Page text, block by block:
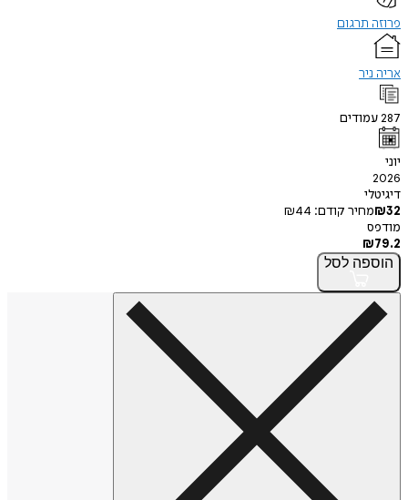
תרגום
קודם:
₪44
לסל